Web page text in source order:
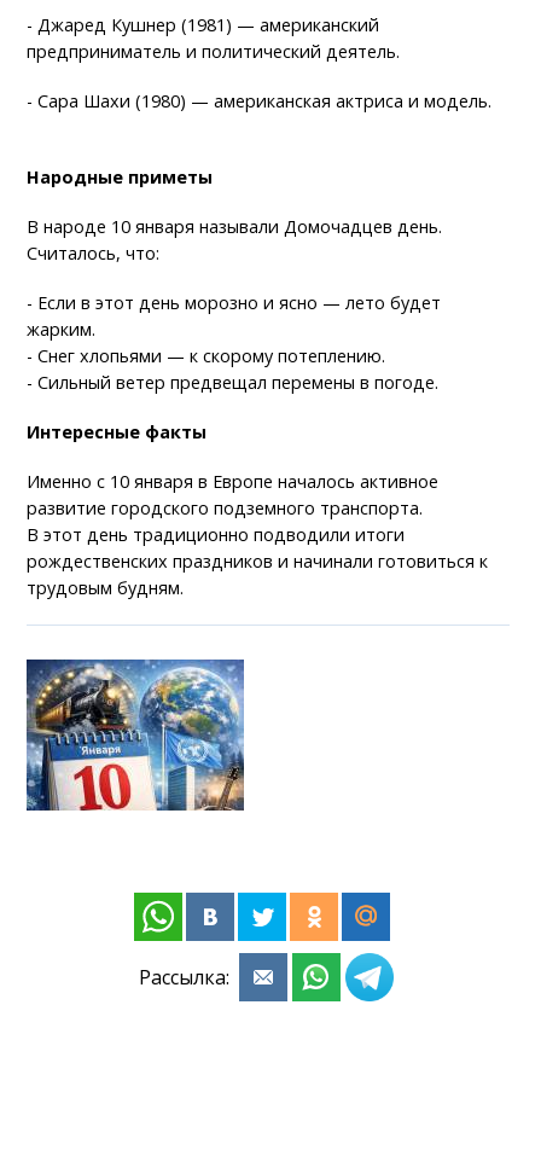
- Джаред Кушнер (1981) — американский
предприниматель и политический деятель.
- Сара Шахи (1980) — американская актриса и модель.
Народные приметы
В народе 10 января называли Домочадцев день.
Считалось, что:
- Если в этот день морозно и ясно — лето будет
жарким.
- Снег хлопьями — к скорому потеплению.
- Сильный ветер предвещал перемены в погоде.
Интересные факты
Именно с 10 января в Европе началось активное
развитие городского подземного транспорта.
В этот день традиционно подводили итоги
рождественских праздников и начинали готовиться к
трудовым будням.
Рассылка: